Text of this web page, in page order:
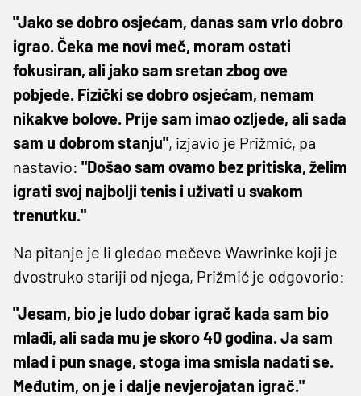
"Jako se dobro osjećam, danas sam vrlo dobro
igrao. Čeka me novi meč, moram ostati
fokusiran, ali jako sam sretan zbog ove
pobjede. Fizički se dobro osjećam, nemam
nikakve bolove. Prije sam imao ozljede, ali sada
sam u dobrom stanju", izjavio je Prižmić, pa
nastavio: "Došao sam ovamo bez pritiska, želim
igrati svoj najbolji tenis i uživati u svakom
trenutku."
Na pitanje je li gledao mečeve Wawrinke koji je
dvostruko stariji od njega, Prižmić je odgovorio:
"Jesam, bio je ludo dobar igrač kada sam bio
mlađi, ali sada mu je skoro 40 godina. Ja sam
mlad i pun snage, stoga ima smisla nadati se.
Međutim, on je i dalje nevjerojatan igrač."